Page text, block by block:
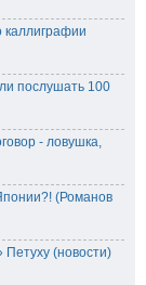
каллиграфии
послушать 100
- ловушка,
(Романов
(новости)